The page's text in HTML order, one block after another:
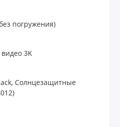
день.
камера на 12
четкие фото и
разрешении 3K.
от первого лица
погружения)
3K
Солнцезащитные